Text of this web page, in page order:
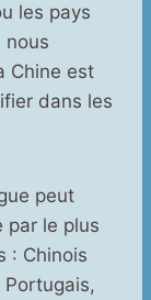
les pays
nous
Chine est
dans les
peut
par le plus
: Chinois
Portugais,